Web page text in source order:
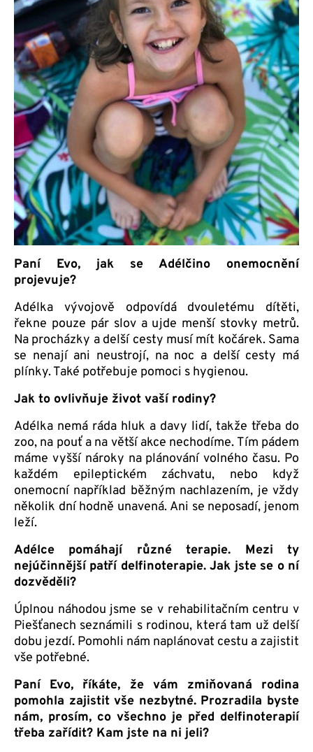
Paní Evo, jak se Adélčino onemocnění
projevuje?
Adélka vývojově odpovídá dvouletému dítěti,
řekne pouze pár slov a ujde menší stovky metrů.
Na procházky a delší cesty musí mít kočárek. Sama
se nenají ani neustrojí, na noc a delší cesty má
plínky. Také potřebuje pomoci s hygienou.
Jak to ovlivňuje život vaší rodiny?
Adélka nemá ráda hluk a davy lidí, takže třeba do
zoo, na pouť a na větší akce nechodíme. Tím pádem
máme vyšší nároky na plánování volného času. Po
každém epileptickém záchvatu, nebo když
onemocní například běžným nachlazením, je vždy
několik dní hodně unavená. Ani se neposadí, jenom
leží.
Adélce pomáhají různé terapie. Mezi ty
nejúčinnější patří delfinoterapie. Jak jste se o ní
dozvěděli?
Úplnou náhodou jsme se v rehabilitačním centru v
Piešťanech seznámili s rodinou, která tam už delší
dobu jezdí. Pomohli nám naplánovat cestu a zajistit
vše potřebné.
Paní Evo, říkáte, že vám zmiňovaná rodina
pomohla zajistit vše nezbytné. Prozradila byste
nám, prosím, co všechno je před delfinoterapií
třeba zařídit? Kam jste na ni jeli?